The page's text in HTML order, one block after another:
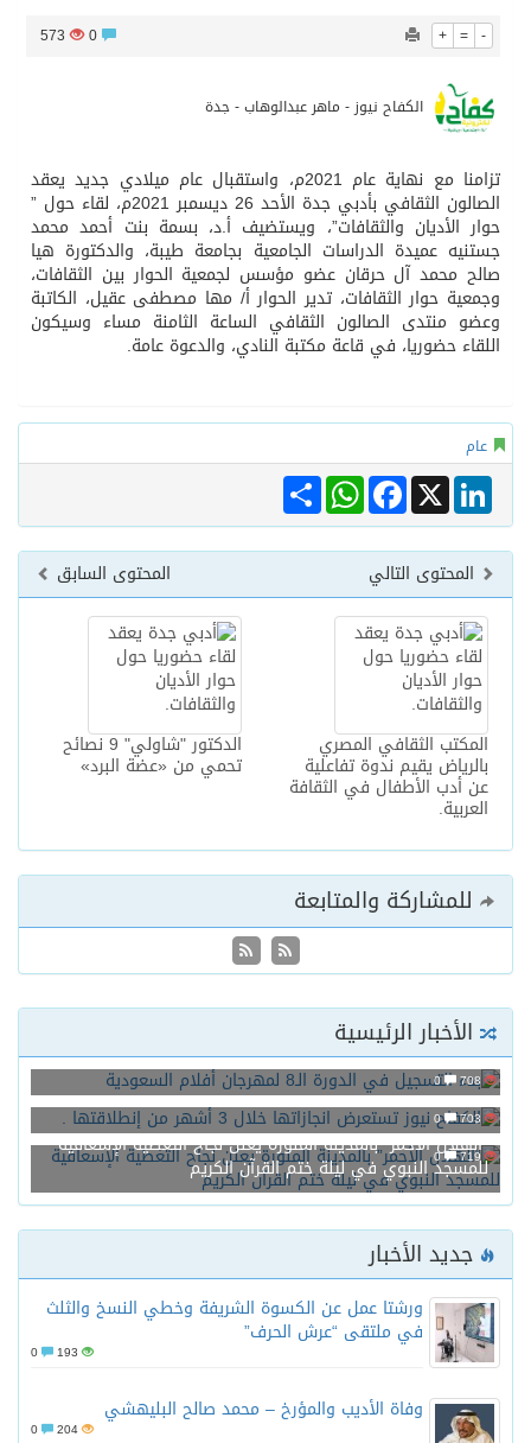
ترامب: مضيق هرمز سيُفتح “قريباً جداً”.. وإلا ستتعرض إيران لـ”ضربة قوية للغاية”
مفتى جمهورية مصر العربية الوعي الديني الصحيح يصوغ شخصيةً قياديةً متوازنةً تجمع بين العلم والأخلاق والعمل
+ = -
573
الكفاح نيوز - ماهر عبدالوهاب - جدة
تزامنا مع نهاية عام 2021م، واستقبال عام ميلادي جديد يعقد
الصالون الثقافي بأدبي جدة الأحد 26 ديسمبر 2021م، لقاء حول ”
حوار الأديان والثقافات”، ويستضيف أ.د، بسمة بنت أحمد محمد
جستنيه عميدة الدراسات الجامعية بجامعة طيبة، والدكتورة هيا
صالح محمد آل حرقان عضو مؤسس لجمعية الحوار بين الثقافات،
وجمعية حوار الثقافات، تدير الحوار أ/ مها مصطفى عقيل، الكاتبة
وعضو منتدى الصالون الثقافي الساعة الثامنة مساء وسيكون
اللقاء حضوريا، في قاعة مكتبة النادي، والدعوة عامة.
عام
Share
WhatsAppFacebook X
LinkedIn
المحتوى السابق المحتوى التالي
الدكتور "شاولي" 9 نصائح
تحمي من «عضة البرد»
المكتب الثقافي المصري
بالرياض يقيم ندوة تفاعلية
عن أدب الأطفال في الثقافة
العربية.
للمشاركة والمتابعة
الأخبار الرئيسية
708
0
بدء التسجيل في الدورة الـ8 لمهرجان أفلام السعودية
703
0
الكفاح نيوز تستعرض انجازاتها خلال 3 أشهر من إنطلاقتها .
719
0
“الهلال الأحمر” بالمدينة المنورة يعلن نجاح التغطية الإسعافية
للمسجد النبوي في ليلة ختم القرآن الكريم
جديد الأخبار
ورشتا عمل عن الكسوة الشريفة وخطي النسخ والثلث
في ملتقى “عرش الحرف”
193
وفاة الأديب والمؤرخ – محمد صالح البليهشي
204